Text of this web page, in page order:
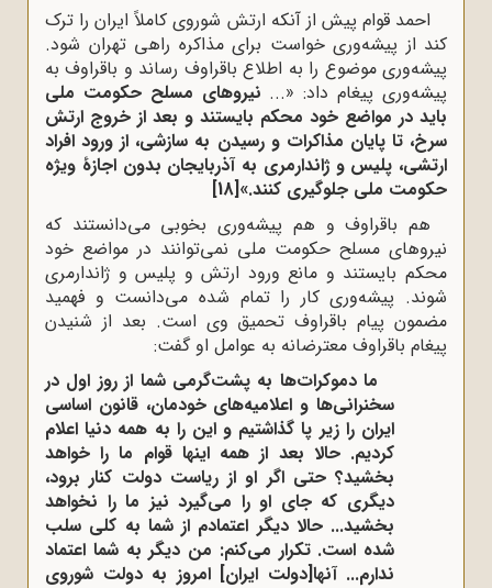
احمد قوام پیش از آنکه ارتش شوروی کاملاً ایران را ترک
کند از پیشه‌وری خواست برای مذاکره راهی تهران شود.
پیشه‌وری موضوع را به اطلاع باقراوف رساند و باقراوف به
پیشه‌وری پیغام داد: «... نیروهای مسلح حکومت ملی
باید در مواضع خود محکم بایستند و بعد از خروج ارتش
سرخ، تا پایان مذاکرات و رسیدن به سازشی، از ورود افراد
ارتشی، پلیس و ژاندارمری به آذربایجان بدون اجازۀ ویژه
حکومت ملی جلوگیری کنند.»[18]
هم باقراوف و هم پیشه‌وری بخوبی می‌دانستند که
نیروهای مسلح حکومت ملی نمی‌توانند در مواضع خود
محکم بایستند و مانع ورود ارتش و پلیس و ژاندارمری
شوند. پیشه‌وری کار را تمام شده می‌دانست و فهمید
مضمون پیام باقراوف تحمیق وی است. بعد از شنیدن
پیغام باقراوف معترضانه به عوامل او گفت:
ما دموکرات‌ها به پشت‌گرمی شما از روز اول در
سخنرانی‌ها و اعلامیه‌های خودمان، قانون اساسی
ایران را زیر پا گذاشتیم و این را به همه دنیا اعلام
کردیم. حالا بعد از همه اینها قوام ما را خواهد
بخشید؟ حتی اگر او از ریاست دولت کنار برود،
دیگری که جای او را می‌گیرد نیز ما را نخواهد
بخشید... حالا دیگر اعتمادم از شما به کلی سلب
شده است. تکرار می‌کنم: من دیگر به شما اعتماد
ندارم... آنها[دولت ایران] امروز به دولت شوروی